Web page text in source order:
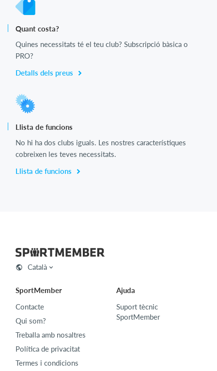
Quant costa?
Quines necessitats té el teu club? Subscripció bàsica o
PRO?
Detalls dels preus
Llista de funcions
No hi ha dos clubs iguals. Les nostres característiques
cobreixen les teves necessitats.
Llista de funcions
Català
SportMember
Contacte
Qui som?
Treballa amb nosaltres
Política de privacitat
Termes i condicions
Ajuda
Suport tècnic
SportMember